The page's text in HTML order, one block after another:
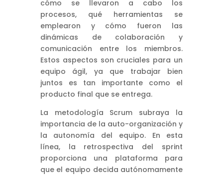
cómo se llevaron a cabo los
procesos, qué herramientas se
emplearon y cómo fueron las
dinámicas de colaboración y
comunicación entre los miembros.
Estos aspectos son cruciales para un
equipo ágil, ya que trabajar bien
juntos es tan importante como el
producto final que se entrega.
La metodología Scrum subraya la
importancia de la auto-organización y
la autonomía del equipo. En esta
línea, la retrospectiva del sprint
proporciona una plataforma para
que el equipo decida autónomamente